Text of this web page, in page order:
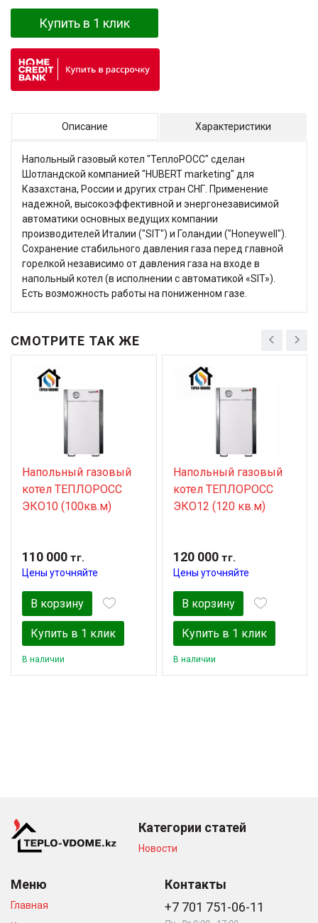
Купить в 1 клик
Описание Характеристики
Напольный газовый котел "ТеплоРОСС" сделан
Шотландской компанией "HUBERT marketing" для
Казахстана, России и других стран СНГ. Применение
надежной, высокоэффективной и энергонезависимой
автоматики основных ведущих компании
производителей Италии ("SIT") и Голандии ("Honeywell").
Сохранение стабильного давления газа перед главной
горелкой независимо от давления газа на входе в
напольный котел (в исполнении с автоматикой «SIT»).
Есть возможность работы на пониженном газе.
СМОТРИТЕ ТАК ЖЕ
Напольный газовый
котел TЕПЛОРОСС
ЭКО10 (100кв.м)
110 000 тг.
Цены уточняйте
В корзину
Купить в 1 клик
В наличии
Напольный газовый
котел TЕПЛОРОСС
ЭКО12 (120 кв.м)
120 000тг.
Цены уточняйте
В корзину
Купить в 1 клик
В наличии
Категории статей
Новости
Меню
Главная
Контакты
+7 701 751-06-11